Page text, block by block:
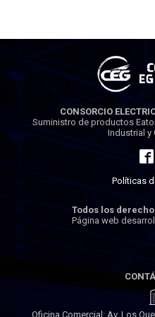
CONSORCIO
Suministro de productos
Industrial y
Políticas
Todos los
Página web
Oficina Comercial: Av. Los